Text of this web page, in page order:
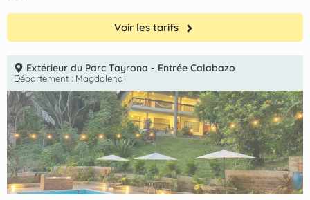
Voir les tarifs
Extérieur du Parc Tayrona - Entrée Calabazo
Département : Magdalena